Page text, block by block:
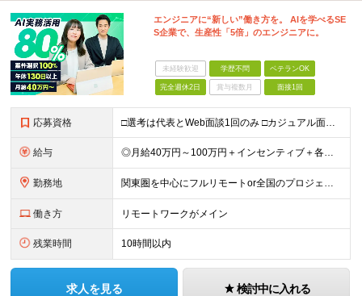
エンジニアに“新しい”働き方を。 AIを学べるSE
S企業で、生産性「5倍」のエンジニアに。
未経験歓迎 学歴不問 ベテランOK
完全週休2日 賞与複数月 面接1回
応募資格 □選考は代表とWeb面談1回のみ □カジュアル面談も大歓迎！ 【応募条件】 ◎ITエンジニアの開発の実務経験をお持ちの方 └言語・業界・ジャンル不問 └ブランクありOK！学歴不問 ＼ こんな思いを
給与 ◎月給40万円～100万円＋インセンティブ＋各種手当 ・年収120万〜300万円UPの実績も！ ・平均年収UP率は1.1～1.3倍 ・案件単価100%公開 × 単価連動の給与制度 ・能力等を考慮の上、
勤務地 関東圏を中心にフルリモートor全国のプロジェクトも可 ◆リモート実施率80% ◆UIターン歓迎！転勤なし ※(変更の範囲)上記を除く当社関連勤務地 本社：東京都新宿区西新宿3-9-23 西新宿大和ビ
働き方 リモートワークがメイン
残業時間 10時間以内
求人を見る 検討中に入れる